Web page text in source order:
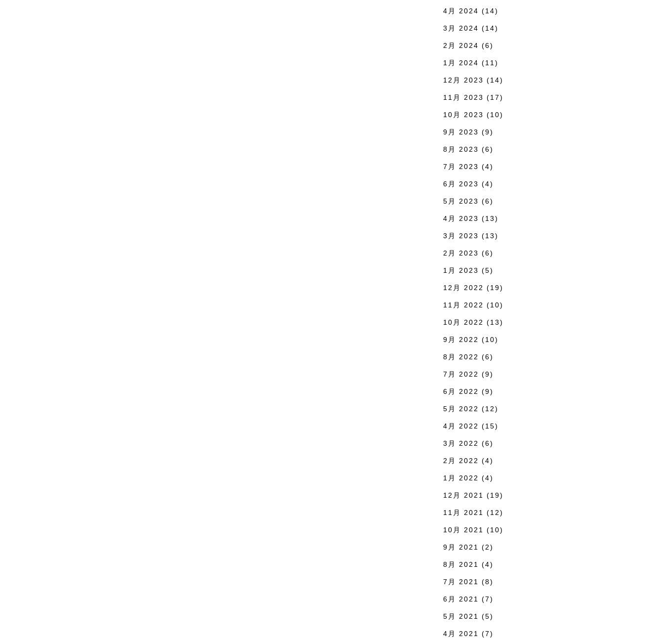
4月 2024 (14)
3月 2024 (14)
2月 2024 (6)
1月 2024 (11)
12月 2023 (14)
11月 2023 (17)
10月 2023 (10)
9月 2023 (9)
8月 2023 (6)
7月 2023 (4)
6月 2023 (4)
5月 2023 (6)
4月 2023 (13)
3月 2023 (13)
2月 2023 (6)
1月 2023 (5)
12月 2022 (19)
11月 2022 (10)
10月 2022 (13)
9月 2022 (10)
8月 2022 (6)
7月 2022 (9)
6月 2022 (9)
5月 2022 (12)
4月 2022 (15)
3月 2022 (6)
2月 2022 (4)
1月 2022 (4)
12月 2021 (19)
11月 2021 (12)
10月 2021 (10)
9月 2021 (2)
8月 2021 (4)
7月 2021 (8)
6月 2021 (7)
5月 2021 (5)
4月 2021 (7)